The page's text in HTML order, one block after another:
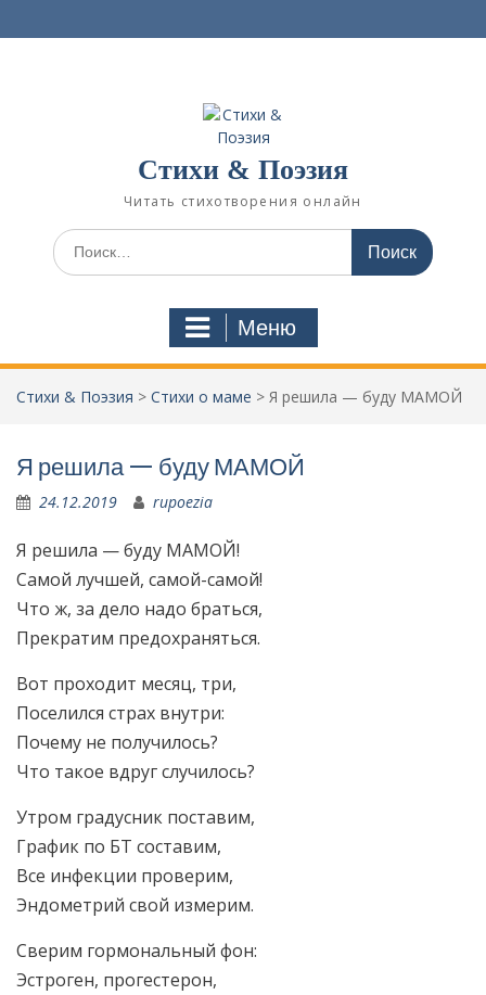
е
о
Стихи & Поэзия
Читать стихотворения онлайн
И
с
Меню
Стихи & Поэзия > Стихи о маме > Я решила — буду МАМОЙ
Я решила — буду МАМОЙ
24.12.2019 rupoezia
Я решила — буду МАМОЙ!
Самой лучшей, самой-самой!
Что ж, за дело надо браться,
Прекратим предохраняться.
Вот проходит месяц, три,
Поселился страх внутри:
Почему не получилось?
Что такое вдруг случилось?
Утром градусник поставим,
График по БТ составим,
Все инфекции проверим,
Эндометрий свой измерим.
Сверим гормональный фон:
Эстроген, прогестерон,